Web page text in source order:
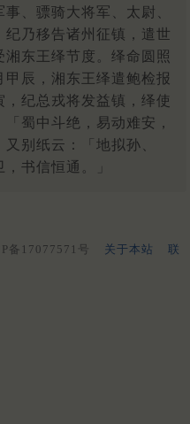
、骠骑大将军、太尉、
乃移告诸州征镇，遣世
东王绎节度。绎命圆照
甲辰，湘东王绎遣鲍检报
纪总戎将发益镇，绎使
蜀中斗绝，易动难安，
别纸云：「地拟孙、
书信恒通。」
备17077571号 关于本站
联